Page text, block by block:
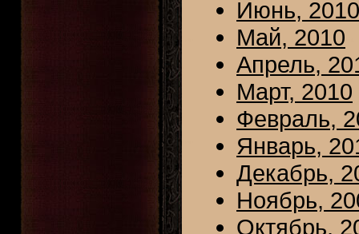
Июнь, 2010
Май, 2010
Апрель,
Март, 2010
Февраль,
Январь,
Декабрь,
Ноябрь,
Октябрь,